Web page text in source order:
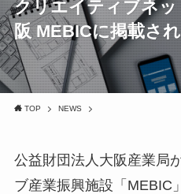
クリエイティブネ
阪 MEBICに掲載さ
TOP NEWS
公益財団法人大阪産業局
ブ産業振興施設「MEBIC